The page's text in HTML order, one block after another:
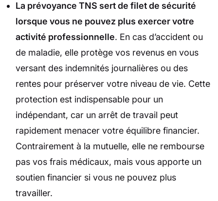
La prévoyance TNS sert de filet de sécurité
lorsque vous ne pouvez plus exercer votre
activité professionnelle. En cas d’accident ou
de maladie, elle protège vos revenus en vous
versant des indemnités journalières ou des
rentes pour préserver votre niveau de vie. Cette
protection est indispensable pour un
indépendant, car un arrêt de travail peut
rapidement menacer votre équilibre financier.
Contrairement à la mutuelle, elle ne rembourse
pas vos frais médicaux, mais vous apporte un
soutien financier si vous ne pouvez plus
travailler.